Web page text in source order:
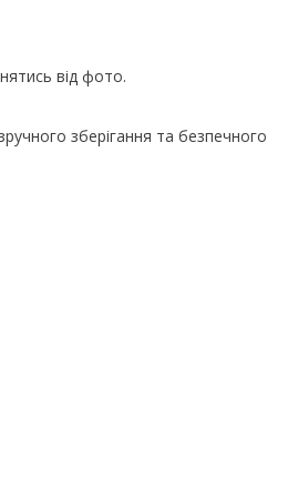
від фото.
зберігання та безпечного